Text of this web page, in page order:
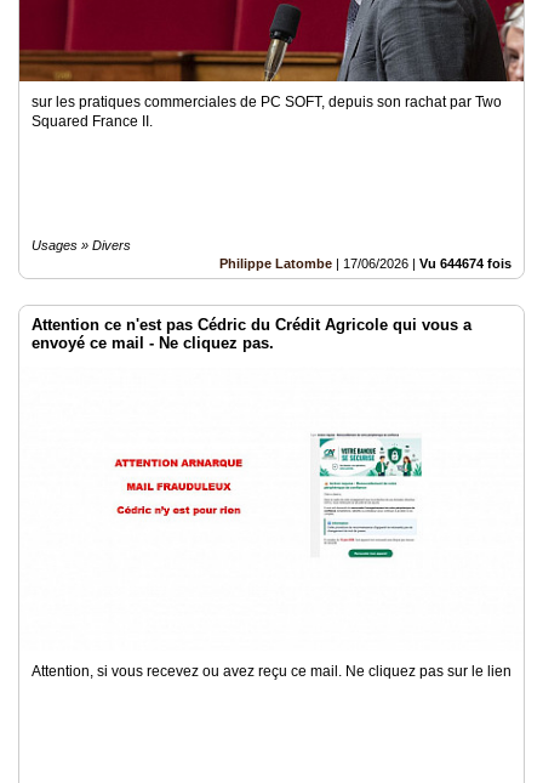
sur les pratiques commerciales de PC SOFT, depuis son rachat par Two
Squared France II.
Usages » Divers
Philippe Latombe | 17/06/2026 | Vu 644674 fois
Attention ce n'est pas Cédric du Crédit Agricole qui vous a
envoyé ce mail - Ne cliquez pas.
Attention, si vous recevez ou avez reçu ce mail. Ne cliquez pas sur le lien